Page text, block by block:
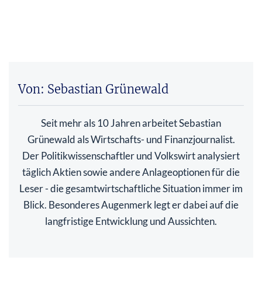
Von: Sebastian Grünewald
Seit mehr als 10 Jahren arbeitet Sebastian
Grünewald als Wirtschafts- und Finanzjournalist.
Der Politikwissenschaftler und Volkswirt analysiert
täglich Aktien sowie andere Anlageoptionen für die
Leser - die gesamtwirtschaftliche Situation immer im
Blick. Besonderes Augenmerk legt er dabei auf die
langfristige Entwicklung und Aussichten.